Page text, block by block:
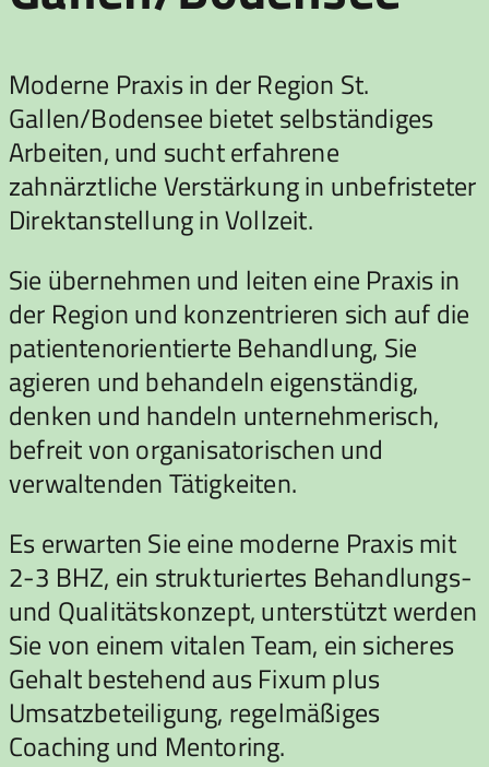
Moderne Praxis in der Region St.
Gallen/Bodensee bietet selbständiges
Arbeiten, und sucht erfahrene
zahnärztliche Verstärkung in unbefristeter
Direktanstellung in Vollzeit.
Sie übernehmen und leiten eine Praxis in
der Region und konzentrieren sich auf die
patientenorientierte Behandlung, Sie
agieren und behandeln eigenständig,
denken und handeln unternehmerisch,
befreit von organisatorischen und
verwaltenden Tätigkeiten.
Es erwarten Sie eine moderne Praxis mit
2-3 BHZ, ein strukturiertes Behandlungs-
und Qualitätskonzept, unterstützt werden
Sie von einem vitalen Team, ein sicheres
Gehalt bestehend aus Fixum plus
Umsatzbeteiligung, regelmäßiges
Coaching und Mentoring.